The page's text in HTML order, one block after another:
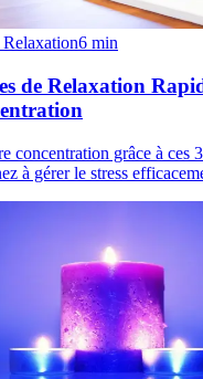
Relaxation6 min
de Relaxation
concentration grâce à ces
à gérer le stress